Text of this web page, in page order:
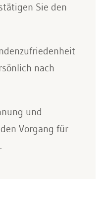
Sie den
nach
und
Vorgang für